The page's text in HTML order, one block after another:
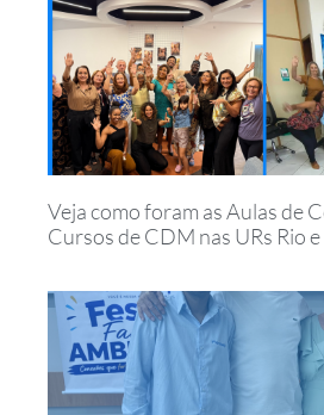
Veja como foram as Aulas de
Cursos de CDM nas URs Rio